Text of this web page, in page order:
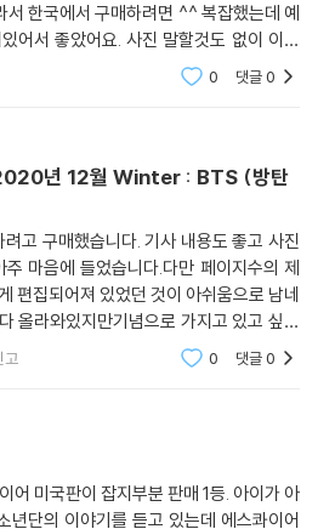
사진 말할것도 없이 이뿌
0 댓글0
년 12월 Winter : BTS (방탄
고 구매했습니다. 기사 내용도 좋고 사진
마음에 들었습니다.다만 페이지수의 제
편집되어져 있었던 것이 아쉬움으로 남네
올라와있지만기념으로 가지고 있고 싶어
배송 상태가 좋지 못했던 것만 빼면 아주
고 0 댓글0
이가 아
년단의 이야기를 듣고 있는데 에스콰이어